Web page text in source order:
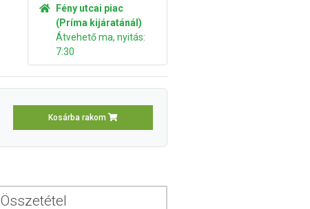
Fény utcai piac
(Príma kijáratánál)
Átvehető ma, nyitás:
7:30
Kosárba rakom
Összetétel